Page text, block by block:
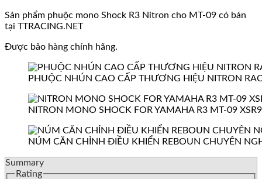
Sản phẩm phuộc mono Shock R3 Nitron cho MT-09 có bán
tại TTRACING.NET
Được bảo hàng chính hãng.
PHUỘC NHÚN CAO CẤP THƯƠNG HIỆU NITRON
NITRON MONO SHOCK FOR YAMAHA R3 MT-09
NÚM CĂN CHỈNH ĐIỀU KHIỂN REBOUN CHUYÊN
Summary
Rating